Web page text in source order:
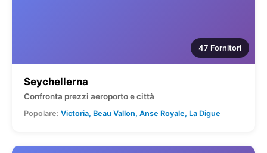
47 Fornitori
Seychellerna
Confronta prezzi aeroporto e città
Popolare: Victoria, Beau Vallon, Anse Royale, La Digue